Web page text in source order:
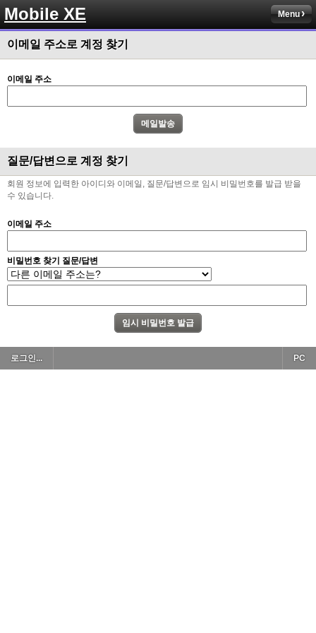
Mobile XE Menu
이메일 주소로 계정 찾기
이메일 주소
질문/답변으로 계정 찾기
회원 정보에 입력한 아이디와 이메일, 질문/답변으로 임시 비밀번호를 발급 받을
수 있습니다.
이메일 주소
비밀번호 찾기 질문/답변
로그인... PC